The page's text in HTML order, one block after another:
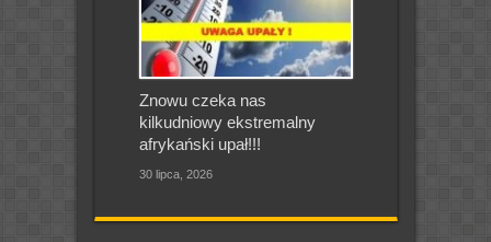
Znowu czeka nas
kilkudniowy ekstremalny
afrykański upał!!!
30 lipca, 2026